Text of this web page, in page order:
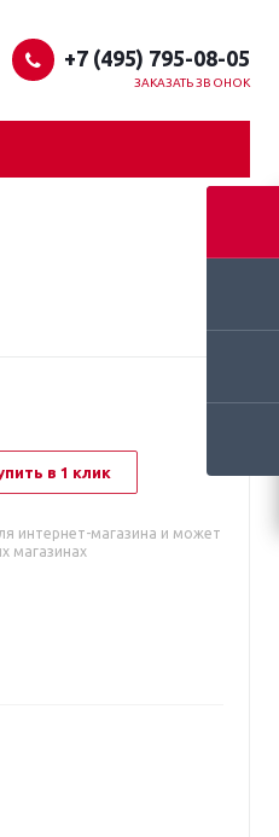
+7 (495) 795-08-05
ЗАКАЗАТЬ ЗВОНОК
в 1 клик
интернет-магазина и может
магазинах